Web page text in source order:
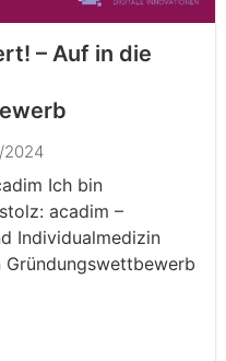
– Auf in die
2024
Ich bin
acadim –
Individualmedizin